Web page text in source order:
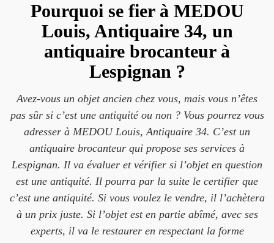
Pourquoi se fier à MEDOU
Louis, Antiquaire 34, un
antiquaire brocanteur à
Lespignan ?
Avez-vous un objet ancien chez vous, mais vous n’êtes
pas sûr si c’est une antiquité ou non ? Vous pourrez vous
adresser à MEDOU Louis, Antiquaire 34. C’est un
antiquaire brocanteur qui propose ses services à
Lespignan. Il va évaluer et vérifier si l’objet en question
est une antiquité. Il pourra par la suite le certifier que
c’est une antiquité. Si vous voulez le vendre, il l’achètera
à un prix juste. Si l’objet est en partie abîmé, avec ses
experts, il va le restaurer en respectant la forme